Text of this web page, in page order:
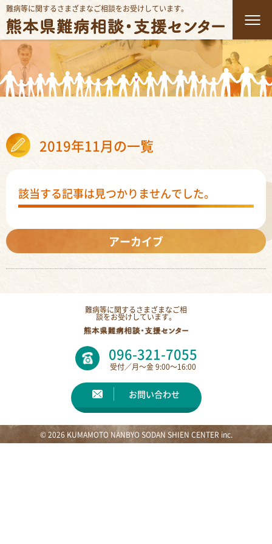
難病等に関するさまざまなご相談をお受けしています。
2019年11月の一覧
該当する記事は見つかりませんでした。
アーカイブ
難病等に関するさまざまなご相
談をお受けしています。
096-321-7055
受付／月〜金 9:00〜16:00
お問い合わせ
© 2026 KUMAMOTO NANBYO SODAN SHIEN CENTER inc.